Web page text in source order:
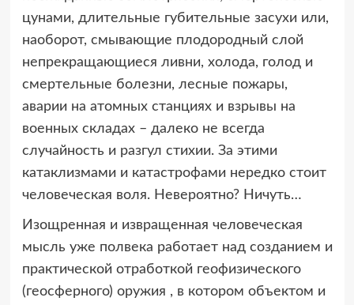
цунами, длительные губительные засухи или,
наоборот, смывающие плодородный слой
непрекращающиеся ливни, холода, голод и
смертельные болезни, лесные пожары,
аварии на атомных станциях и взрывы на
военных складах – далеко не всегда
случайность и разгул стихии. За этими
катаклизмами и катастрофами нередко стоит
человеческая воля. Невероятно? Ничуть…
Изощренная и извращенная человеческая
мысль уже полвека работает над созданием и
практической отработкой геофизического
(геосферного) оружия , в котором объектом и